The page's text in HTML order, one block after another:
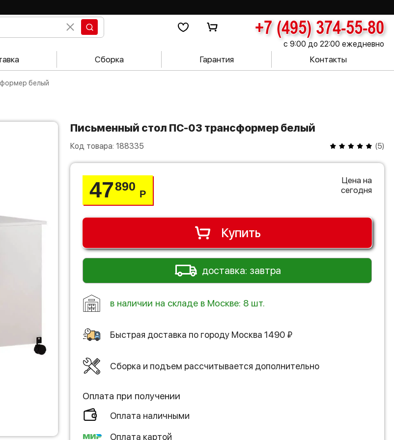
+7 (495) 374-55-80
с 9:00 до 22:00 ежедневно
Сборка Гарантия Контакты
белый
Письменный стол ПС-03 трансформер белый
Код товара: 188335 (5)
47890
Р
Цена на
сегодня
Купить
доставка: завтра
в наличии на складе в Москве: 8 шт.
Быстрая доставка по городу Москва 1490 ₽
Сборка и подъем рассчитывается дополнительно
Оплата при получении
Оплата наличными
Оплата картой